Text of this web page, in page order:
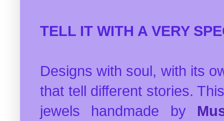
TELL IT WITH A VERY
Designs with soul, with its
that tell different stories.
jewels handmade by